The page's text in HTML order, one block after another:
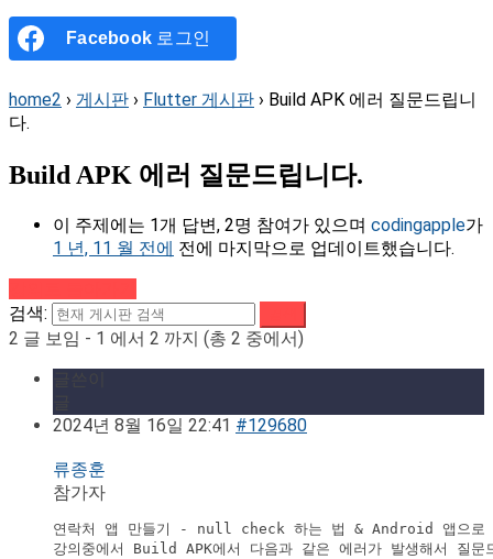
Facebook 로그인
home2 › 게시판 › Flutter 게시판 › Build APK 에러 질문드립니
다.
Build APK 에러 질문드립니다.
이 주제에는 1개 답변, 2명 참여가 있으며 codingapple가
1 년, 11 월 전에 전에 마지막으로 업데이트했습니다.
검색:
2 글 보임 - 1 에서 2 까지 (총 2 중에서)
2024년 8월 16일 22:41 #129680
류종훈
참가자
연락처 앱 만들기 - null check 하는 법 & Android 앱으로
강의중에서 Build APK에서 다음과 같은 에러가 발생해서 질문